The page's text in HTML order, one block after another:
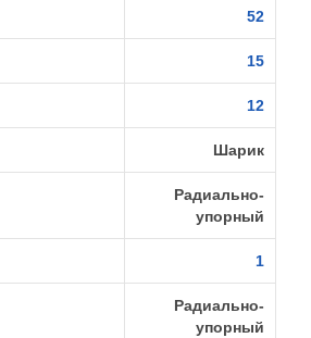
52
15
12
Шарик
Радиально-
упорный
1
Радиально-
упорный